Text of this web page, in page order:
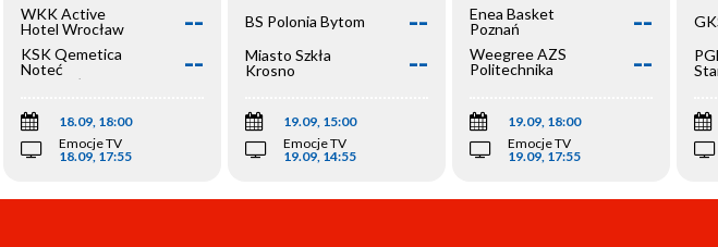
WKK Active
Hotel Wrocław
--
KSK Qemetica
Noteć
Inowrocław
--
18.09, 18:00
Emocje TV
18.09, 17:55
BS Polonia Bytom --
Miasto Szkła
Krosno
--
19.09, 15:00
Emocje TV
19.09, 14:55
Enea Basket
Poznań
--
Weegree AZS
Politechnika
--
19.09, 18:00
Emocje TV
19.09, 17:55